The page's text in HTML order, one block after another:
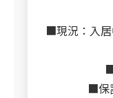
■現況：入
■保